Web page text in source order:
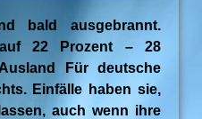
bald ausgebrannt.
auf 22 Prozent – 28
Für deutsche
Einfälle haben sie,
auch wenn ihre